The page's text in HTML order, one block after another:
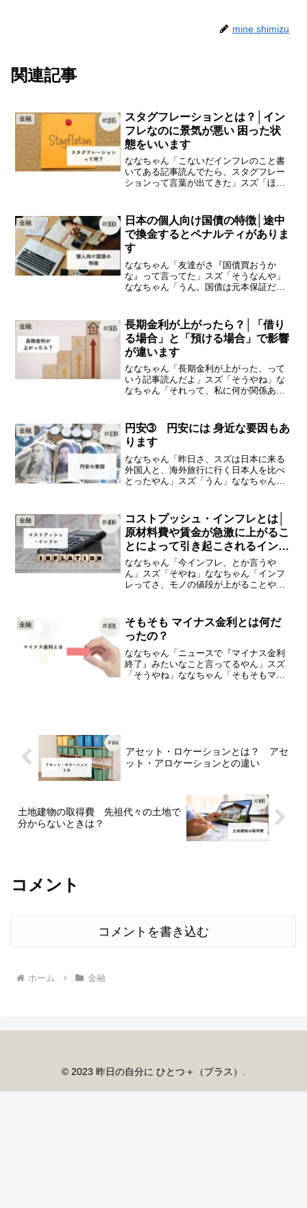
mine shimizu
関連記事
金融
スタグフレーションとは？│イン
フレなのに景気が悪い 困った状
態をいいます
ななちゃん「こないだインフレのこと書
いてある記事読んでたら、スタグフレー
ションって言葉が出てきた」スズ「ほー
スズ「おー」ななちゃん「インフレって
さ、反対がデフレなんやろ...
金融
日本の個人向け国債の特徴│途中
で換金するとペナルティがありま
す
ななちゃん「友達がさ『国債買おうか
な』って言ってた」スズ「そうなんや」
ななちゃん「うん。国債は元本保証だか
なんよね？」スズ「うん」ななちゃん
「でも途中で返してほしくなっ...
金融
長期金利が上がったら？│「借り
る場合」と「預ける場合」で影響
が違います
ななちゃん「長期金利が上がった、って
いう記事読んだよ」スズ「そうやね」な
なちゃん「それって、私に何か関係ある
（プラス）していきましょう長期金利が
上がると、一般の人の家計...
金融
円安➂ 円安には 身近な要因もあ
ります
ななちゃん「昨日さ、スズは日本に来る
外国人と、海外旅行に行く日本人を比べ
とったやん」スズ「うん」ななちゃん
「そやね。日本に来たらなんでも安く感
じるやろからね」ななちゃん...
金融
コストプッシュ・インフレとは│
原材料費や賃金が急激に上がるこ
とによって引き起こされるインフ
レです
ななちゃん「今インフレ、とか言うや
ん」スズ「そやね」ななちゃん「インフ
レってさ、モノの値段が上がることや
ったからポテチの値段が上がるってこと
やろ？」今日は、「インフレの...
金融
そもそも マイナス金利とは何だ
ったの？
ななちゃん「ニュースで『マイナス金利
終了』みたいなこと言ってるやん」スズ
「そうやね」ななちゃん「そもそもマイ
アセット・ロケーションとは？ アセ
ット・アロケーションとの違い
土地建物の取得費 先祖代々の土地で
分からないときは？
コメント
コメントを書き込む
ホーム 金融
© 2023 昨日の自分に ひとつ＋（プラス）.